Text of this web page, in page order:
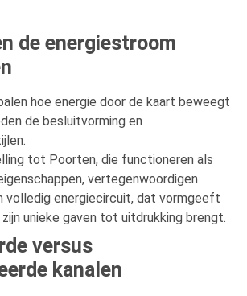
de energiestroom
hoe energie door de kaart beweegt
de besluitvorming en
tot Poorten, die functioneren als
vertegenwoordigen
volledig energiecircuit, dat vormgeeft
zijn unieke gaven tot uitdrukking brengt.
versus
kanalen